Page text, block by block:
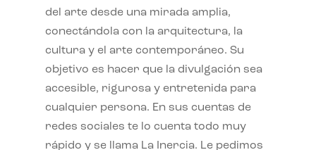
del arte desde una mirada amplia,
conectándola con la arquitectura, la
cultura y el arte contemporáneo. Su
objetivo es hacer que la divulgación sea
accesible, rigurosa y entretenida para
cualquier persona. En sus cuentas de
redes sociales te lo cuenta todo muy
rápido y se llama La Inercia. Le pedimos